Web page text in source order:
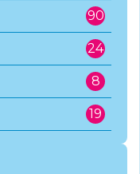
90
24
8
19